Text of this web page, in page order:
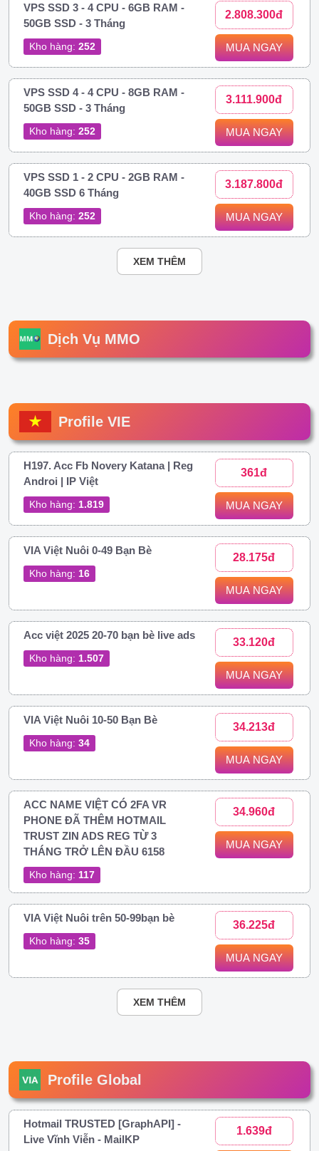
VPS SSD 3 - 4 CPU - 6GB RAM -
50GB SSD - 3 Tháng
Kho hàng: 252
2.808.300đ
MUA NGAY
VPS SSD 4 - 4 CPU - 8GB RAM -
50GB SSD - 3 Tháng
Kho hàng: 252
3.111.900đ
MUA NGAY
VPS SSD 1 - 2 CPU - 2GB RAM -
40GB SSD 6 Tháng
Kho hàng: 252
3.187.800đ
MUA NGAY
XEM THÊM
Dịch Vụ MMO
Profile VIE
H197. Acc Fb Novery Katana | Reg
Androi | IP Việt
Kho hàng: 1.819
361đ
MUA NGAY
VIA Việt Nuôi 0-49 Bạn Bè
Kho hàng: 16
28.175đ
MUA NGAY
Acc việt 2025 20-70 bạn bè live ads
Kho hàng: 1.507
33.120đ
MUA NGAY
VIA Việt Nuôi 10-50 Bạn Bè
Kho hàng: 34
34.213đ
MUA NGAY
ACC NAME VIỆT CÓ 2FA VR
PHONE ĐÃ THÊM HOTMAIL
TRUST ZIN ADS REG TỪ 3
THÁNG TRỞ LÊN ĐẦU 6158
Kho hàng: 117
34.960đ
MUA NGAY
VIA Việt Nuôi trên 50-99bạn bè
Kho hàng: 35
36.225đ
MUA NGAY
XEM THÊM
Profile Global
Hotmail TRUSTED [GraphAPI] -
Live Vĩnh Viễn - MailKP
1.639đ